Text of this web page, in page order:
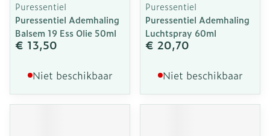
Puressentiel
Puressentiel Ademhaling
Balsem 19 Ess Olie 50ml
€ 13,50
Niet beschikbaar
Puressentiel
Puressentiel Ademhaling
Luchtspray 60ml
€ 20,70
Niet beschikbaar